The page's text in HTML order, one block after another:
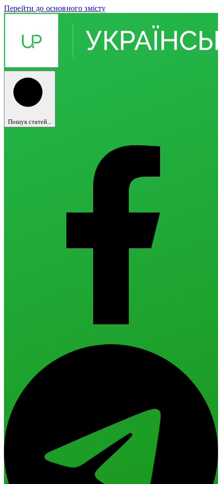
Перейти до основного змісту
Пошук статей...